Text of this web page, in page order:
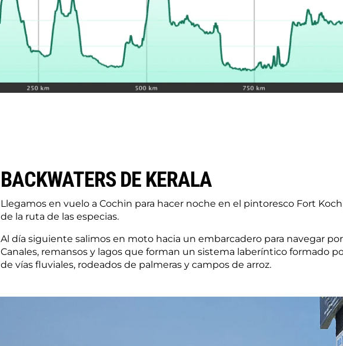
BACKWATERS DE KERALA
Llegamos en vuelo a Cochin para hacer noche en el pintoresco Fort
de la ruta de las especias.
Al día siguiente salimos en moto hacia un embarcadero para navegar
Canales, remansos y lagos que forman un sistema laberíntico formado
de vías fluviales, rodeados de palmeras y campos de arroz.